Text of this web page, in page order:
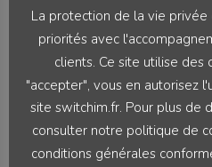
l'Observatoire Crédit...
Continuer la lecture
par Akiriswitch202
La protection de la vie
priorités avec
clients. Ce site utilise des
"accepter", vous en autorisez
site switchim.fr. Pour plus de
consulter notre politique de
conditions générales